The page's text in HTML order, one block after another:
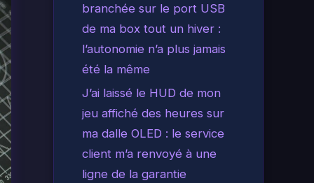
branchée sur le port USB
de ma box tout un hiver :
l’autonomie n’a plus jamais
été la même
J’ai laissé le HUD de mon
jeu affiché des heures sur
ma dalle OLED : le service
client m’a renvoyé à une
ligne de la garantie